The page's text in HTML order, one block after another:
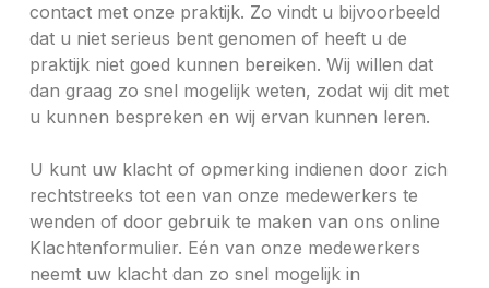
contact met onze praktijk. Zo vindt u bijvoorbeeld
dat u niet serieus bent genomen of heeft u de
praktijk niet goed kunnen bereiken. Wij willen dat
dan graag zo snel mogelijk weten, zodat wij dit met
u kunnen bespreken en wij ervan kunnen leren.
U kunt uw klacht of opmerking indienen door zich
rechtstreeks tot een van onze medewerkers te
wenden of door gebruik te maken van ons online
Klachtenformulier. Eén van onze medewerkers
neemt uw klacht dan zo snel mogelijk in